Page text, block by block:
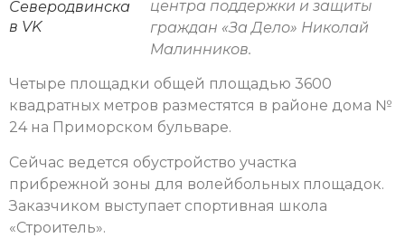
Северодвинска
в VK
центра поддержки и защиты
граждан «За Дело» Николай
Малинников.
Четыре площадки общей площадью 3600
квадратных метров разместятся в районе дома №
24 на Приморском бульваре.
Сейчас ведется обустройство участка
прибрежной зоны для волейбольных площадок.
Заказчиком выступает спортивная школа
«Строитель».